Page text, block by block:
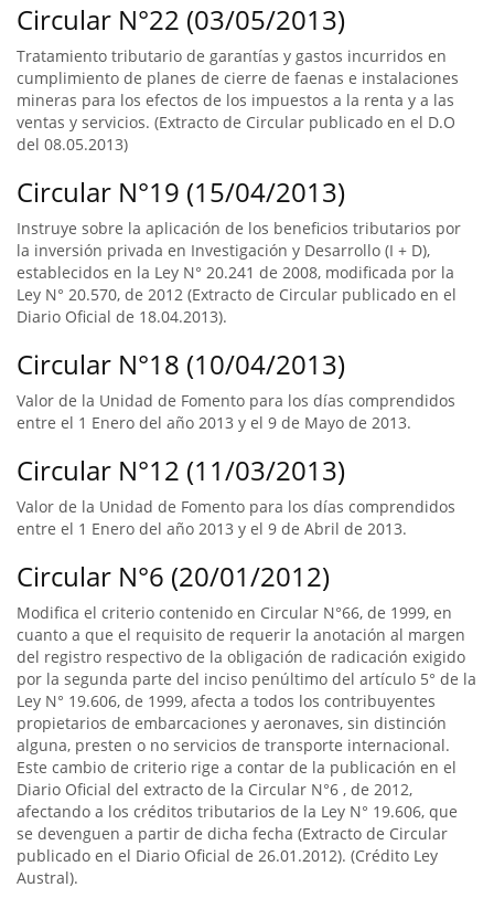
Circular N°22 (03/05/2013)
Tratamiento tributario de garantías y gastos incurridos en
cumplimiento de planes de cierre de faenas e instalaciones
mineras para los efectos de los impuestos a la renta y a las
ventas y servicios. (Extracto de Circular publicado en el D.O
del 08.05.2013)
Circular N°19 (15/04/2013)
Instruye sobre la aplicación de los beneficios tributarios por
la inversión privada en Investigación y Desarrollo (I + D),
establecidos en la Ley N° 20.241 de 2008, modificada por la
Ley N° 20.570, de 2012 (Extracto de Circular publicado en el
Diario Oficial de 18.04.2013).
Circular N°18 (10/04/2013)
Valor de la Unidad de Fomento para los días comprendidos
entre el 1 Enero del año 2013 y el 9 de Mayo de 2013.
Circular N°12 (11/03/2013)
Valor de la Unidad de Fomento para los días comprendidos
entre el 1 Enero del año 2013 y el 9 de Abril de 2013.
Circular N°6 (20/01/2012)
Modifica el criterio contenido en Circular N°66, de 1999, en
cuanto a que el requisito de requerir la anotación al margen
del registro respectivo de la obligación de radicación exigido
por la segunda parte del inciso penúltimo del artículo 5° de la
Ley N° 19.606, de 1999, afecta a todos los contribuyentes
propietarios de embarcaciones y aeronaves, sin distinción
alguna, presten o no servicios de transporte internacional.
Este cambio de criterio rige a contar de la publicación en el
Diario Oficial del extracto de la Circular N°6 , de 2012,
afectando a los créditos tributarios de la Ley N° 19.606, que
se devenguen a partir de dicha fecha (Extracto de Circular
publicado en el Diario Oficial de 26.01.2012). (Crédito Ley
Austral).